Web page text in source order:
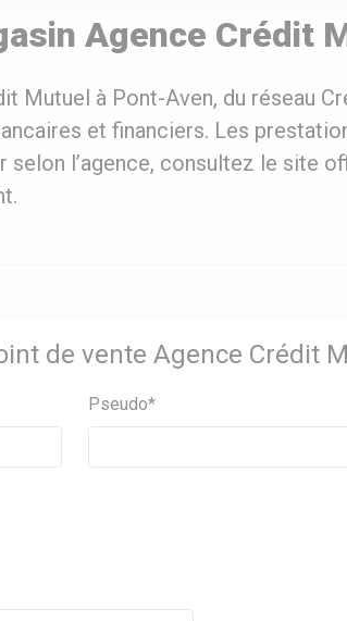
Agence Crédit
Mutuel à Pont-Aven, du réseau
et financiers. Les
selon l’agence, consultez le site
de vente Agence Crédit
Pseudo*